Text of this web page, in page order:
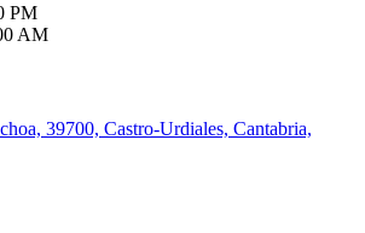
PM
AM
39700, Castro-Urdiales, Cantabria,